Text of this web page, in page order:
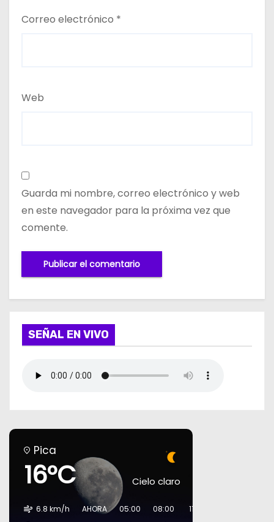
Correo electrónico *
Web
Guarda mi nombre, correo electrónico y web
en este navegador para la próxima vez que
comente.
SEÑAL EN VIVO
Pica
16°C Cielo claro
6.8 km/h
AHORA 05:00 08:00 11:00